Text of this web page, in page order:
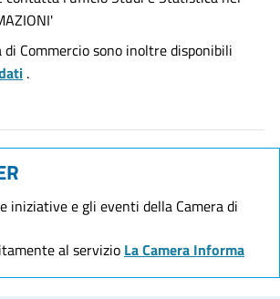
di Commercio sono inoltre disponibili
.
iniziative e gli eventi della Camera di
al servizio La Camera Informa